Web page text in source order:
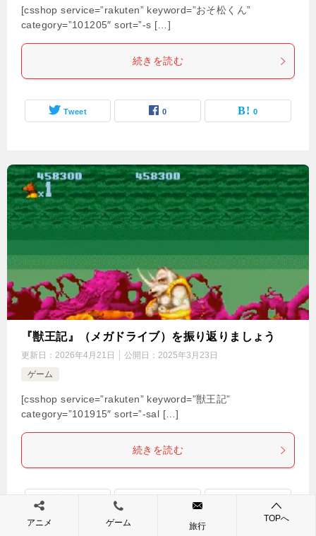
[csshop service=”rakuten” keyword=”おそ松くん”
category=”101205″ sort=”-s […]
続きを読む
Tweet 0 0
『獣王記』（メガドライブ）を振り返りましょう
更新日： 2026年4月21日 公開日： 2025年3月23日
ゲーム
[csshop service=”rakuten” keyword=”獣王記”
category=”101915″ sort=”-sal […]
続きを読む
アニメ ゲーム 旅行
TOPへ